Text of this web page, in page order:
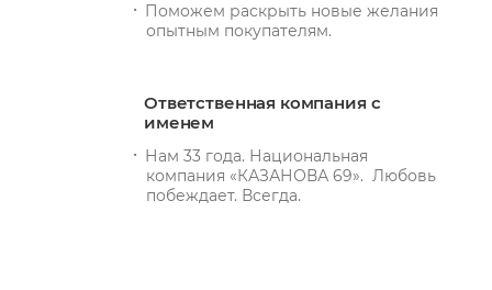
Поможем раскрыть новые желания
опытным покупателям.
Ответственная компания с
именем
Нам 33 года. Национальная
компания «КАЗАНОВА 69». Любовь
побеждает. Всегда.